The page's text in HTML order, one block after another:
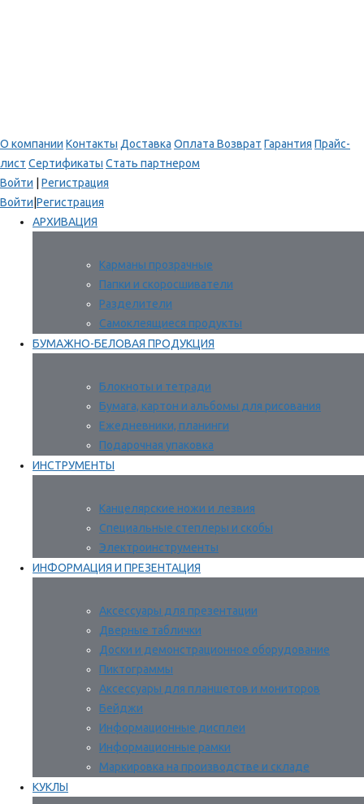
О компании Контакты Доставка Оплата Возврат Гарантия Прайс-
лист Сертификаты Стать партнером
Войти
Регистрация
Войти Регистрация
АРХИВАЦИЯ
Карманы прозрачные
Папки и скоросшиватели
Разделители
Самоклеящиеся продукты
БУМАЖНО-БЕЛОВАЯ ПРОДУКЦИЯ
Блокноты и тетради
Бумага, картон и альбомы для рисования
Ежедневники, планинги
Подарочная упаковка
ИНСТРУМЕНТЫ
Канцелярские ножи и лезвия
Специальные степлеры и скобы
Электроинструменты
ИНФОРМАЦИЯ И ПРЕЗЕНТАЦИЯ
Аксессуары для презентации
Дверные таблички
Доски и демонстрационное оборудование
Пиктограммы
Аксессуары для планшетов и мониторов
Бейджи
Информационные дисплеи
Информационные рамки
Маркировка на производстве и складе
КУКЛЫ